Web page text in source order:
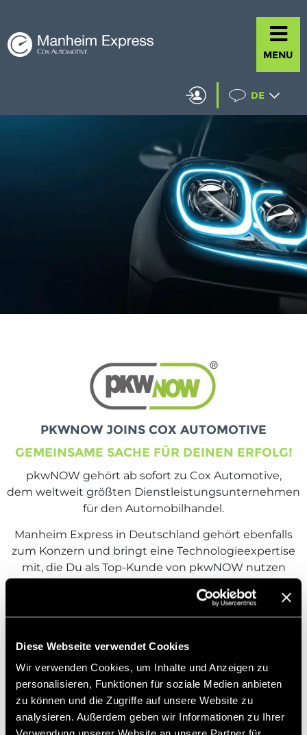
Diese Webseite verwendet Cookies
Wir verwenden Cookies, um Inhalte und Anzeigen zu
personalisieren, Funktionen für soziale Medien anbieten
zu können und die Zugriffe auf unsere Website zu
analysieren. Außerdem geben wir Informationen zu Ihrer
MENU
DE
PKWNOW JOINS COX AUTOMOTIVE
GEMEINSAME SACHE FÜR DEINEN ERFOLG!
pkwNOW gehört ab sofort zu Cox Automotive,
dem weltweit größten Dienstleistungsunternehmen
für den Automobilhandel.
Manheim Express in Deutschland gehört ebenfalls
zum Konzern und bringt eine Technologieexpertise
mit, die Du als Top-Kunde von pkwNOW nutzen
Wir würden uns freuen, Dich bei uns begrüßen zu
bieten Dir ein exklusives Einstiegsangebot:
REGISTRIERE DICH UND
WIR SCHENKEN DIR DIE
AUKTIONSKOSTEN FÜR